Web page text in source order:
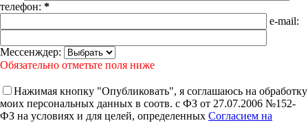
телефон: *
e-mail:
Мессенждер:
Обязательно отметьте поля ниже
Нажимая кнопку "Опубликовать", я соглашаюсь на обработку
моих персональных данных в соотв. с ФЗ от 27.07.2006 №152-
ФЗ на условиях и для целей, определенных Согласием на